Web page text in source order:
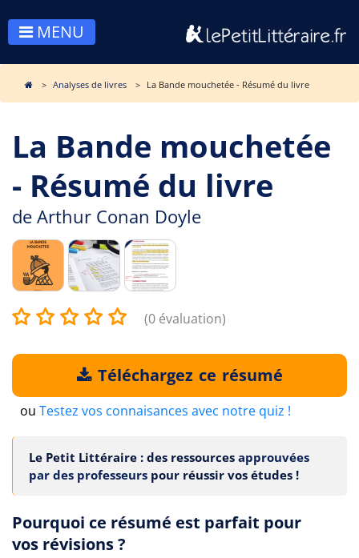
MENU
Analyses de livres La Bande mouchetée - Résumé du livre
La Bande mouchetée
- Résumé du livre
de Arthur Conan Doyle
(0 évaluation)
Téléchargez ce résumé
ou Testez vos connaisances avec notre quiz !
Le Petit Littéraire : des ressources approuvées
par des professeurs pour réussir vos études !
Pourquoi ce résumé est parfait pour
vos révisions ?